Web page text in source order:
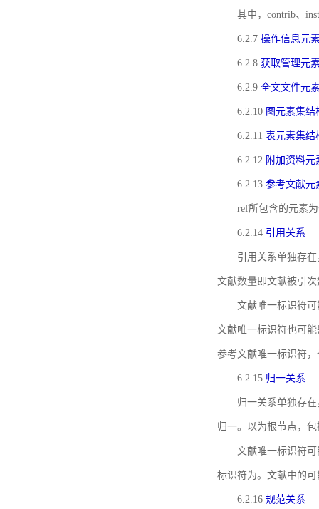
其中，contrib、
6.2.7 操作信息元
6.2.8 获取管理元
6.2.9 全文文件元
6.2.10 图元素集结
6.2.11 表元素集结
6.2.12 附加资料元
6.2.13 参考文献元
ref所包含的元素
6.2.14 引用关系
引用关系单独存
文献数量即文献被引
文献唯一标识符
文献唯一标识符也可
参考文献唯一标识符
6.2.15 归一关系
归一关系单独存
归一。以为根节点，
文献唯一标识符
标识符为。文献中的
6.2.16 规范关系